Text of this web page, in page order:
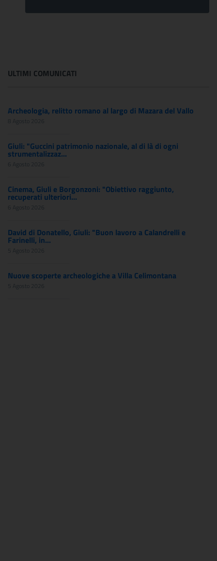
ULTIMI COMUNICATI
Archeologia, relitto romano al largo di Mazara del Vallo
8 Agosto 2026
Giuli: "Guccini patrimonio nazionale, al di là di ogni
strumentalizzaz...
6 Agosto 2026
Cinema, Giuli e Borgonzoni: "Obiettivo raggiunto,
recuperati ulteriori...
6 Agosto 2026
David di Donatello, Giuli: "Buon lavoro a Calandrelli e
Farinelli, in...
5 Agosto 2026
Nuove scoperte archeologiche a Villa Celimontana
5 Agosto 2026